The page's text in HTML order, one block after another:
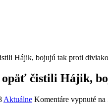
čistili Hájik,
Aktuálne Komentáre vypnuté na